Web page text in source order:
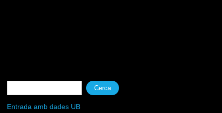
Formulari de cerca
Cerca
Entrada amb dades UB